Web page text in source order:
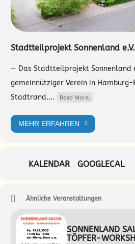
Stadtteilprojekt Sonnenland e.V.
— Das Stadtteilprojekt Sonnenland
gemeinnütziger Verein in
Stadtrand....
Read More.
MEHR ERFAHREN
KALENDAR GOOGLECAL
Ähnliche Veranstaltungen
SONNENLAND
TÖPFER-